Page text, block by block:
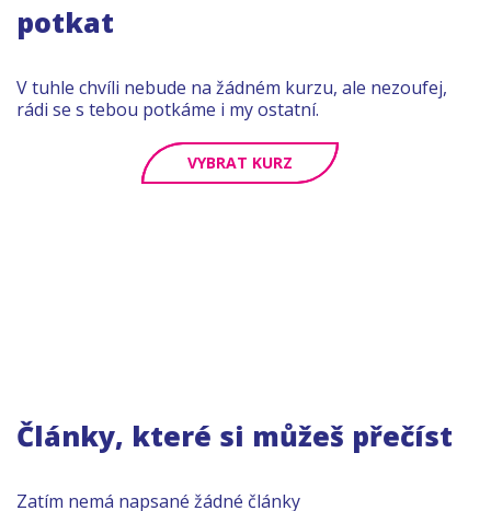
potkat
V tuhle chvíli nebude na žádném kurzu, ale nezoufej,
rádi se s tebou potkáme i my ostatní.
VYBRAT KURZ
Články, které si můžeš přečíst
Zatím nemá napsané žádné články